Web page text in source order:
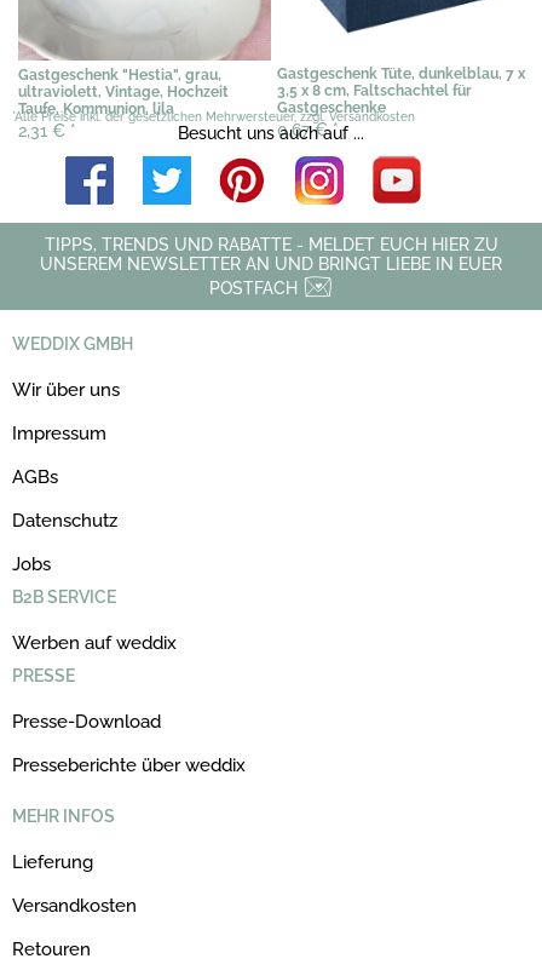
Gastgeschenk "Hestia", grau,
ultraviolett, Vintage, Hochzeit
Taufe, Kommunion, lila
2,31 € *
Gastgeschenk Tüte, dunkelblau, 7 x
3,5 x 8 cm, Faltschachtel für
Gastgeschenke
0,67 €*
*Alle Preise inkl. der gesetzlichen Mehrwersteuer, zzgl. Versandkosten
Besucht uns auch auf ...
TIPPS, TRENDS UND RABATTE - MELDET EUCH HIER ZU
UNSEREM NEWSLETTER AN UND BRINGT LIEBE IN EUER
POSTFACH
WEDDIX GMBH
Wir über uns
Impressum
AGBs
Datenschutz
Jobs
B2B SERVICE
Werben auf weddix
PRESSE
Presse-Download
Presseberichte über weddix
MEHR INFOS
Lieferung
Versandkosten
Retouren